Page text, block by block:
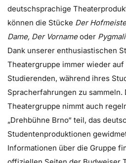
deutschsprachige
können die Stücke Der
Dame, Der Vornameoder
Dank unserer enthusiastischen
Theatergruppe immer wieder
Studierenden, während ihres
Spracherfahrungen zu sammeln.
Theatergruppe nimmt auch
„Drehbühne Brno“ teil, das
Studentenproduktionen
Informationen über die Gruppe